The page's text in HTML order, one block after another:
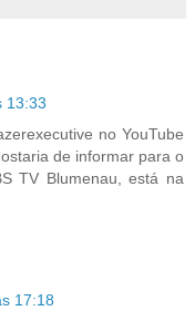
13:33
no YouTube
de informar para o
TV Blumenau, está na
17:18